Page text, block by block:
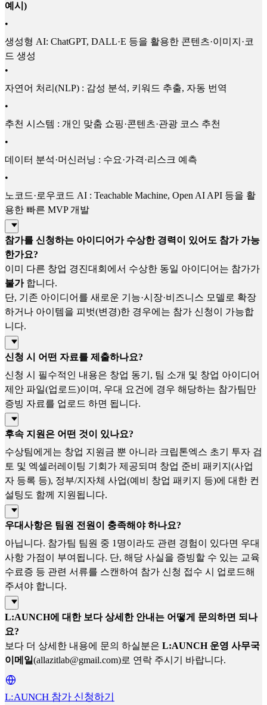
예시)
•
생성형 AI: ChatGPT, DALL·E 등을 활용한 콘텐츠·이미지·코
드 생성
•
자연어 처리(NLP) : 감성 분석, 키워드 추출, 자동 번역
•
추천 시스템 : 개인 맞춤 쇼핑·콘텐츠·관광 코스 추천
•
데이터 분석·머신러닝 : 수요·가격·리스크 예측
•
노코드·로우코드 AI : Teachable Machine, Open AI API 등을 활
용한 빠른 MVP 개발
참가를 신청하는 아이디어가 수상한 경력이 있어도 참가 가능
한가요?
이미 다른 창업 경진대회에서 수상한 동일 아이디어는 참가가
불가 합니다.
단, 기존 아이디어를 새로운 기능·시장·비즈니스 모델로 확장
하거나 아이템을 피벗(변경)한 경우에는 참가 신청이 가능합
니다.
신청 시 어떤 자료를 제출하나요?
신청 시 필수적인 내용은 창업 동기, 팀 소개 및 창업 아이디어
제안 파일(업로드)이며, 우대 요건에 경우 해당하는 참가팀만
증빙 자료를 업로드 하면 됩니다.
후속 지원은 어떤 것이 있나요?
수상팀에게는 창업 지원금 뿐 아니라 크립톤엑스 초기 투자 검
토 및 엑셀러레이팅 기회가 제공되며 창업 준비 패키지(사업
자 등록 등), 정부/지자체 사업(예비 창업 패키지 등)에 대한 컨
설팅도 함께 지원됩니다.
우대사항은 팀원 전원이 충족해야 하나요?
아닙니다. 참가팀 팀원 중 1명이라도 관련 경험이 있다면 우대
사항 가점이 부여됩니다. 단, 해당 사실을 증빙할 수 있는 교육
수료증 등 관련 서류를 스캔하여 참가 신청 접수 시 업로드해
주셔야 합니다.
L:AUNCH에 대한 보다 상세한 안내는 어떻게 문의하면 되나
요?
보다 더 상세한 내용에 문의 하실분은 L:AUNCH 운영 사무국
이메일(allazitlab@gmail.com)로 연락 주시기 바랍니다.
L:AUNCH 참가 신청하기